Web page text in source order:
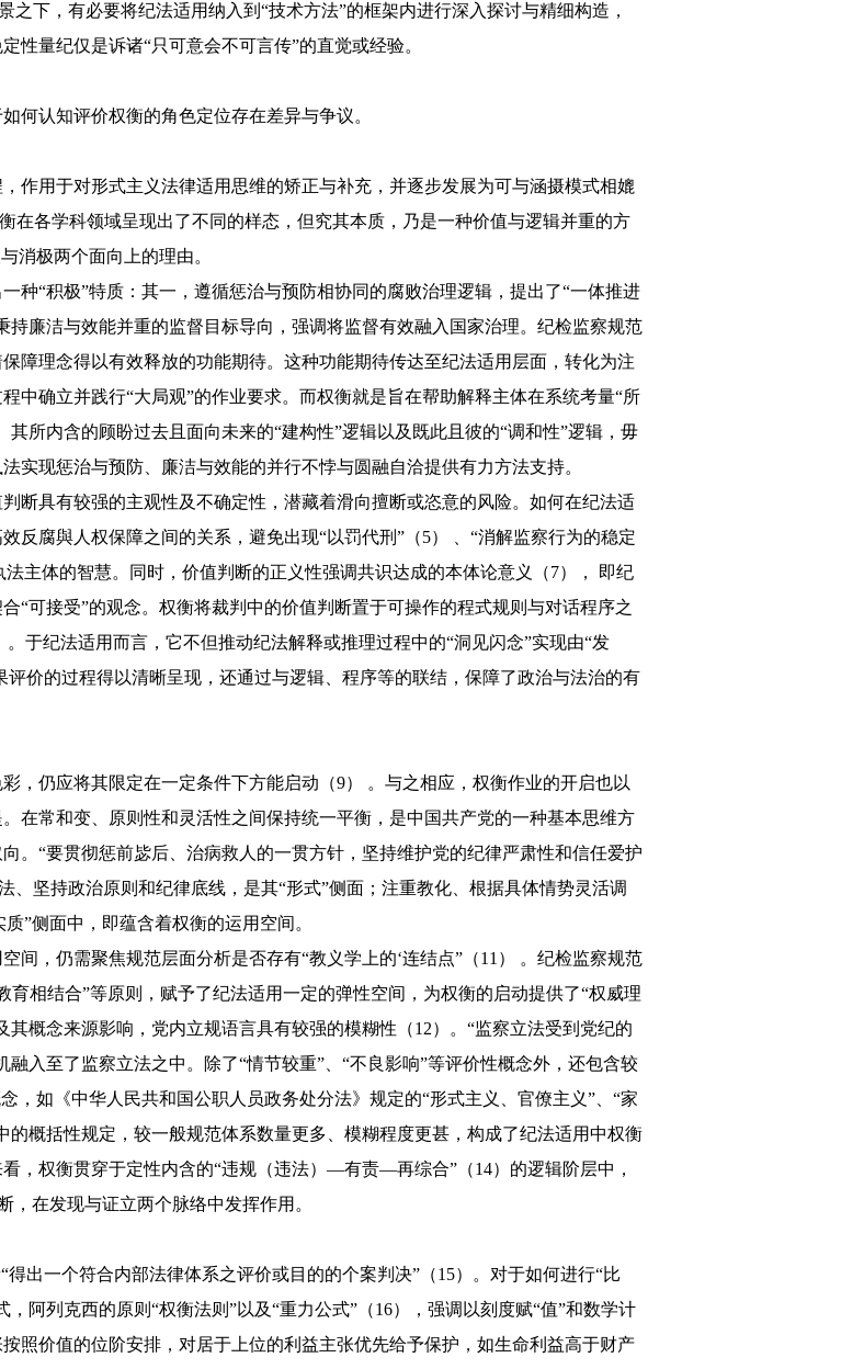
之下，有必要将纪法适用纳入到“技术方法”的框架内进行深入探讨与精细构造，
性量纪仅是诉诸“只可意会不可言传”的直觉或经验。
何认知评价权衡的角色定位存在差异与争议。
作用于对形式主义法律适用思维的矫正与补充，并逐步发展为可与涵摄模式相媲
在各学科领域呈现出了不同的样态，但究其本质，乃是一种价值与逻辑并重的方
消极两个面向上的理由。
种“积极”特质：其一，遵循惩治与预防相协同的腐败治理逻辑，提出了“一体推进
廉洁与效能并重的监督目标导向，强调将监督有效融入国家治理。纪检监察规范
障理念得以有效释放的功能期待。这种功能期待传达至纪法适用层面，转化为注
中确立并践行“大局观”的作业要求。而权衡就是旨在帮助解释主体在系统考量“所
所内含的顾盼过去且面向未来的“建构性”逻辑以及既此且彼的“调和性”逻辑，毋
实现惩治与预防、廉洁与效能的并行不悖与圆融自洽提供有力方法支持。
断具有较强的主观性及不确定性，潜藏着滑向擅断或恣意的风险。如何在纪法适
反腐與人权保障之间的关系，避免出现“以罚代刑”（5） 、“消解监察行为的稳定
主体的智慧。同时，价值判断的正义性强调共识达成的本体论意义（7）， 即纪
“可接受”的观念。权衡将裁判中的价值判断置于可操作的程式规则与对话程序之
。于纪法适用而言，它不但推动纪法解释或推理过程中的“洞见闪念”实现由“发
评价的过程得以清晰呈现，还通过与逻辑、程序等的联结，保障了政治与法治的有
，仍应将其限定在一定条件下方能启动（9） 。与之相应，权衡作业的开启也以
在常和变、原则性和灵活性之间保持统一平衡，是中国共产党的一种基本思维方
。“要贯彻惩前毖后、治病救人的一贯方针，坚持维护党的纪律严肃性和信任爱护
、坚持政治原则和纪律底线，是其“形式”侧面；注重教化、根据具体情势灵活调
”侧面中，即蕴含着权衡的运用空间。
间，仍需聚焦规范层面分析是否存有“教义学上的‘连结点”（11） 。纪检监察规范
育相结合”等原则，赋予了纪法适用一定的弹性空间，为权衡的启动提供了“权威理
概念来源影响，党内立规语言具有较强的模糊性（12）。“监察立法受到党纪的
入至了监察立法之中。除了“情节较重”、“不良影响”等评价性概念外，还包含较
，如《中华人民共和国公职人员政务处分法》规定的“形式主义、官僚主义”、“家
的概括性规定，较一般规范体系数量更多、模糊程度更甚，构成了纪法适用中权衡
，权衡贯穿于定性内含的“违规（违法）—有责—再综合”（14）的逻辑阶层中，
，在发现与证立两个脉络中发挥作用。
出一个符合内部法律体系之评价或目的的个案判决”（15）。对于如何进行“比
阿列克西的原则“权衡法则”以及“重力公式”（16），强调以刻度赋“值”和数学计
照价值的位阶安排，对居于上位的利益主张优先给予保护，如生命利益高于财产